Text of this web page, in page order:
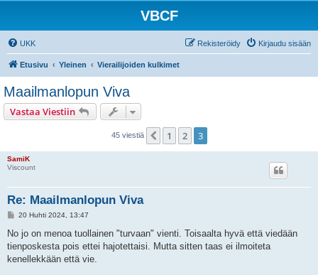
VBCF
UKK Kirjaudu sisään
Rekisteröidy
Etusivu Yleinen Vierailijoiden kulkimet
Maailmanlopun Viva
Vastaa Viestiin
45 viestiä Edellinen
1 2 3
SamiK
Viscount
Re: Maailmanlopun Viva
V
e
t
i
20 Huhti 2024, 13:47
No jo on menoa tuollainen "turvaan" vienti. Toisaalta hyvä että viedään
tienposkesta pois ettei hajotettaisi. Mutta sitten taas ei ilmoiteta
kenellekkään että vie.